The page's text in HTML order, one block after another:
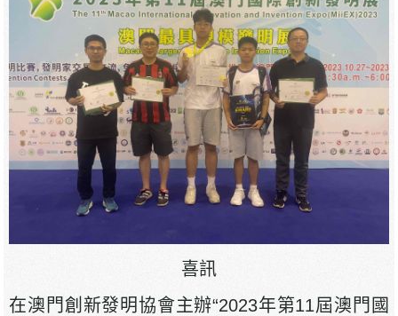
喜訊
在澳門創新發明協會主辦“2023年第11屆澳門國